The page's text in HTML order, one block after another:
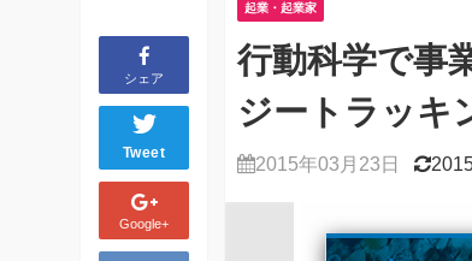
シェア
Tweet
Google+
起業・起業家
行動科学で事
ジートラッキ
2015年03月23日